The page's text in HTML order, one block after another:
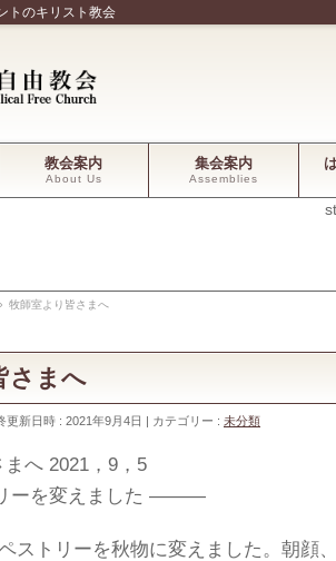
トのキリスト教会
教会案内
About Us
集会案内
Assemblies
牧師室より皆さまへ
さまへ
更新日時 : 2021年9月4日 カテゴリー : 未分類
へ 2021，9，5
ーを変えました ―――
ストリーを秋物に変えました。朝顔